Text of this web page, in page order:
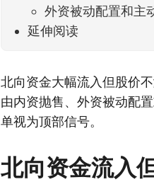
外资被动配置和主
延伸阅读
北向资金大幅流入但股价
由内资抛售、外资被动配
单视为顶部信号。
北向资金流入